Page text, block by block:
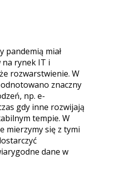
pandemią miał
na rynek IT i
rozwarstwienie. W
znaczny
np. e-
gdy inne rozwijają
tempie. W
mierzymy się z tymi
dane w